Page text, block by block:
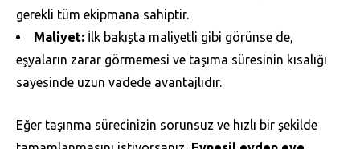
gerekli tüm ekipmana sahiptir.
Maliyet: İlk bakışta maliyetli gibi görünse de,
eşyaların zarar görmemesi ve taşıma süresinin kısalığı
sayesinde uzun vadede avantajlıdır.
Eğer taşınma sürecinizin sorunsuz ve hızlı bir şekilde